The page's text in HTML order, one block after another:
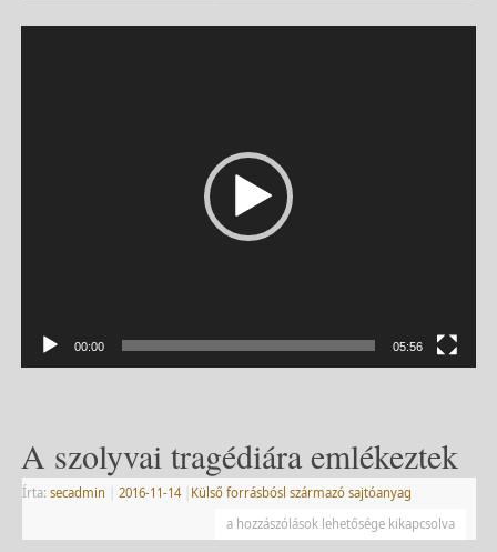
00:00 05:56
A szolyvai tragédiára emlékeztek
Írta: secadmin 2016-11-14
Külső forrásbósl származó sajtóanyag
a hozzászólások lehetősége kikapcsolva